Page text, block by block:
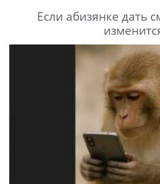
Если абизянке дать